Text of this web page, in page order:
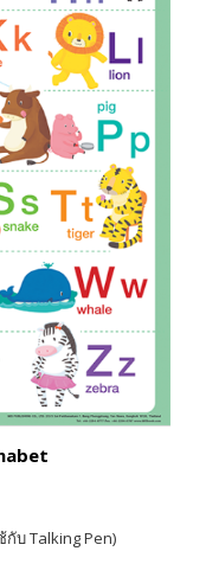
กับ Talking Pen)